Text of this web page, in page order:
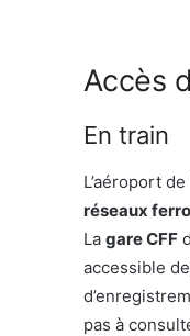
Accès
En train
L’aéroport
réseaux
La gare CFF
accessible
pas à